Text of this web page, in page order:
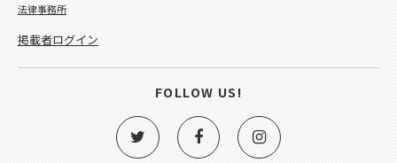
法律事務所
掲載者ログイン
FOLLOW US!